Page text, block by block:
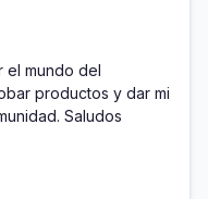
el mundo del
productos y dar mi
Saludos